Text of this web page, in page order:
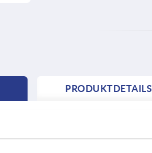
PRODUKTDETAILS